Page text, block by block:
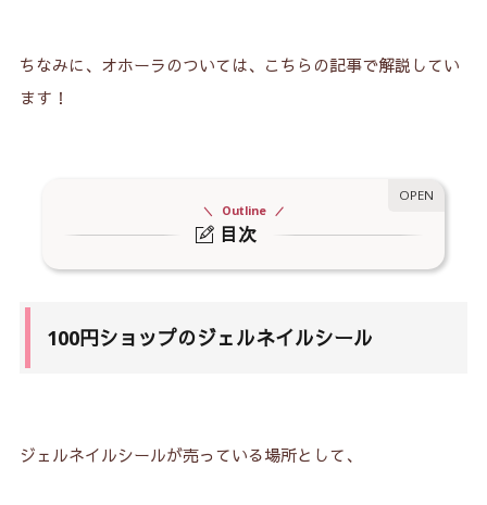
ちなみに、オホーラのついては、こちらの記事で解説してい
ます！
目次
Outline
1-2. キャン★ドゥのジェルネイルシール
100円ショップのジェルネイルシール
ジェルネイルシールが売っている場所として、